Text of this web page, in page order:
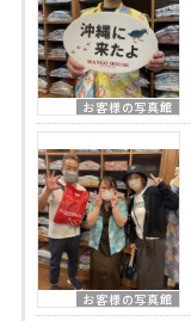
お客様の写真館
お客様の写真館